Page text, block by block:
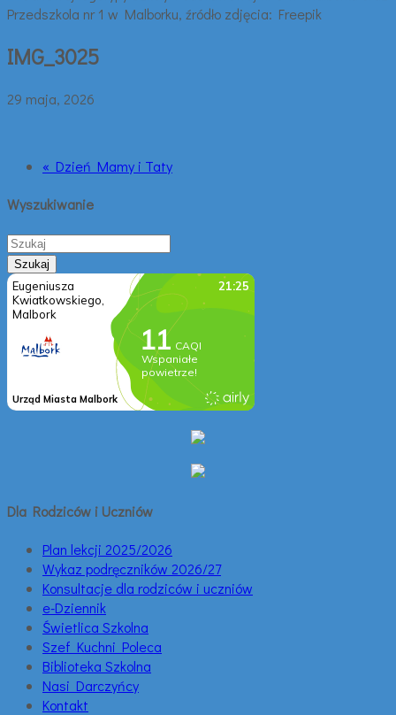
IMG_3025
29 maja, 2026
« Dzień Mamy i Taty
Wyszukiwanie
Dla Rodziców i Uczniów
Plan lekcji 2025/2026
Wykaz podręczników 2026/27
Konsultacje dla rodziców i uczniów
e-Dziennik
Świetlica Szkolna
Szef Kuchni Poleca
Biblioteka Szkolna
Nasi Darczyńcy
Kontakt